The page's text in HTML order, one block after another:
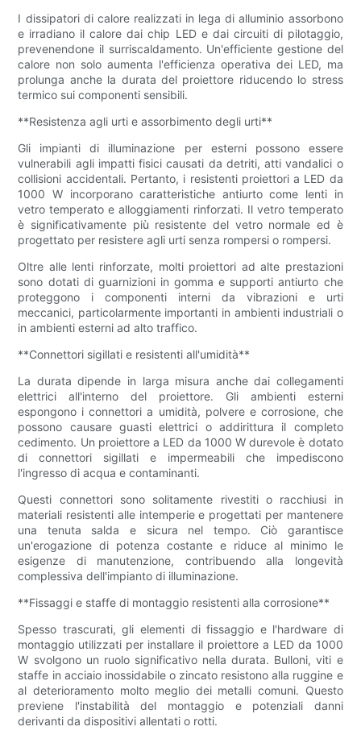
I dissipatori di calore realizzati in lega di alluminio assorbono
e irradiano il calore dai chip LED e dai circuiti di pilotaggio,
prevenendone il surriscaldamento. Un'efficiente gestione del
calore non solo aumenta l'efficienza operativa dei LED, ma
prolunga anche la durata del proiettore riducendo lo stress
termico sui componenti sensibili.
**Resistenza agli urti e assorbimento degli urti**
Gli impianti di illuminazione per esterni possono essere
vulnerabili agli impatti fisici causati da detriti, atti vandalici o
collisioni accidentali. Pertanto, i resistenti proiettori a LED da
1000 W incorporano caratteristiche antiurto come lenti in
vetro temperato e alloggiamenti rinforzati. Il vetro temperato
è significativamente più resistente del vetro normale ed è
progettato per resistere agli urti senza rompersi o rompersi.
Oltre alle lenti rinforzate, molti proiettori ad alte prestazioni
sono dotati di guarnizioni in gomma e supporti antiurto che
proteggono i componenti interni da vibrazioni e urti
meccanici, particolarmente importanti in ambienti industriali o
in ambienti esterni ad alto traffico.
**Connettori sigillati e resistenti all'umidità**
La durata dipende in larga misura anche dai collegamenti
elettrici all'interno del proiettore. Gli ambienti esterni
espongono i connettori a umidità, polvere e corrosione, che
possono causare guasti elettrici o addirittura il completo
cedimento. Un proiettore a LED da 1000 W durevole è dotato
di connettori sigillati e impermeabili che impediscono
l'ingresso di acqua e contaminanti.
Questi connettori sono solitamente rivestiti o racchiusi in
materiali resistenti alle intemperie e progettati per mantenere
una tenuta salda e sicura nel tempo. Ciò garantisce
un'erogazione di potenza costante e riduce al minimo le
esigenze di manutenzione, contribuendo alla longevità
complessiva dell'impianto di illuminazione.
**Fissaggi e staffe di montaggio resistenti alla corrosione**
Spesso trascurati, gli elementi di fissaggio e l'hardware di
montaggio utilizzati per installare il proiettore a LED da 1000
W svolgono un ruolo significativo nella durata. Bulloni, viti e
staffe in acciaio inossidabile o zincato resistono alla ruggine e
al deterioramento molto meglio dei metalli comuni. Questo
previene l'instabilità del montaggio e potenziali danni
derivanti da dispositivi allentati o rotti.